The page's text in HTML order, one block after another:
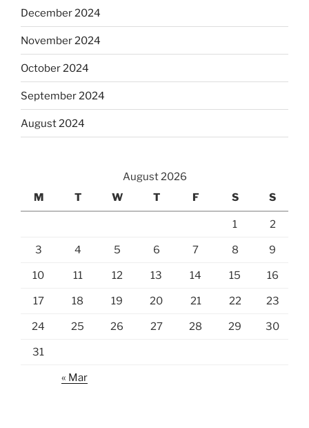
December 2024
November 2024
October 2024
September 2024
August 2024
August 2026
M
T W T F S S
1 2
3 4 5 6 7 8 9
10 11 12 13 14 15 16
17 18 19 20 21 22 23
24 25 26 27 28 29 30
31
« Mar